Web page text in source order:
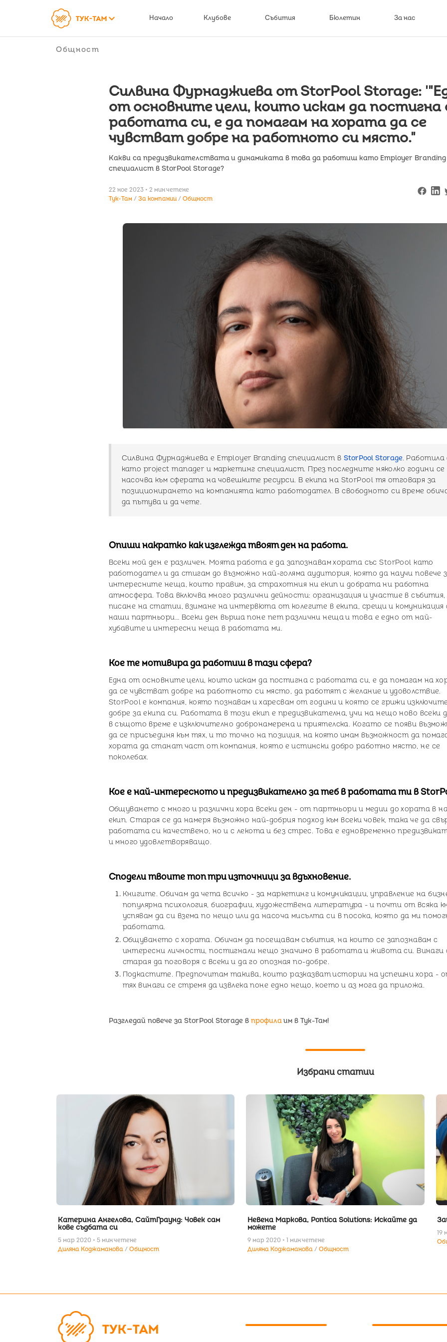
keyboard_arrow_down Начало Клубове Събития Бюлетин За нас
Общност
Силвина Фурнаджиева от StorPool Storage:
от основните цели, които искам да постигна
работата си, е да помагам на хората да се
чувстват добре на работното си място."
Какви са предизвикателствата и динамиката в това да работиш като Employer Branding
специалист в StorPool Storage?
22 ное 2023 • 2 мин четене
Тук-Там
За компании Общност
Силвина Фурнаджиева е Employer Branding специалист в StorPool Storage. Работила
като project manager и маркетинг специалист. През последните няколко години се
насочва към сферата на човешките ресурси. В екипа на StorPool тя отговаря за
позиционирането на компанията като работодател. В свободното си време
да пътува и да чете.
Опиши накратко как изглежда твоят ден на работа.
Всеки мой ден е различен. Моята работа е да запознавам хората със StorPool като
работодател и да стигам до възможно най-голяма аудитория, която да научи повече
интересните неща, които правим, за страхотния ни екип и добрата ни работна
атмосфера. Това включва много различни дейности: организация и участие в събития,
писане на статии, взимане на интервюта от колегите в екипа, срещи и комуникация
наши партньори… Всеки ден върша поне пет различни неща и това е едно от най-
хубавите и интересни неща в работата ми.
Кое те мотивира да работиш в тази сфера?
Една от основните цели, които искам да постигна с работата си, е да помагам на
да се чувстват добре на работното си място, да работят с желание и удоволствие.
StorPool е компания, която познавам и харесвам от години и която се грижи
добре за екипа си. Работата в този екип е предизвикателна, учи на нещо ново всеки
в същото време е изключително добронамерена и приятелска. Когато се появи
да се присъединя към тях, и то точно на позиция, на която имам възможност да
хората да станат част от компания, която е истински добро работно място, не се
поколебах.
Кое е най-интересното и предизвикателно за теб в работата ти в
Общуването с много и различни хора всеки ден - от партньори и медии до хората в
екип. Старая се да намеря възможно най-добрия подход към всеки човек, така че да
работата си качествено, но и с лекота и без стрес. Това е едновременно
и много удовлетворяващо.
Сподели твоите топ три източници за вдъхновение.
Книгите. Обичам да чета всичко - за маркетинг и комуникации, управление на
популярна психология, биографии, художествена литература - и почти от всяка
успявам да си взема по нещо или да насоча мисълта си в посока, която да ми
работата.
Общуването с хората. Обичам да посещавам събития, на които се запознавам с
интересни личности, постигнали нещо значимо в работата и живота си. Винаги
старая да поговоря с всеки и да го опозная по-добре.
Подкастите. Предпочитам такива, които разказват истории на успешни хора -
тях винаги се стремя да извлека поне едно нещо, което и аз мога да приложа.
Разгледай повече за StorPool Storage в профилаим в Тук-Там!
Избрани статии
Катерина Ангелова, СайтГраунд: Човек сам
кове съдбата си
5 мар 2020 • 5 мин четене
Диляна Коджаманова
Общност
Невена Маркова, Pontica Solutions: Искайте да
можете
9 мар 2020 • 1 мин четене
Диляна Коджаманова
Общност
19